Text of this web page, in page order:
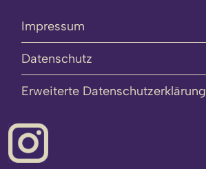
Impressum
Datenschutz
Erweiterte Datenschutzerklärung